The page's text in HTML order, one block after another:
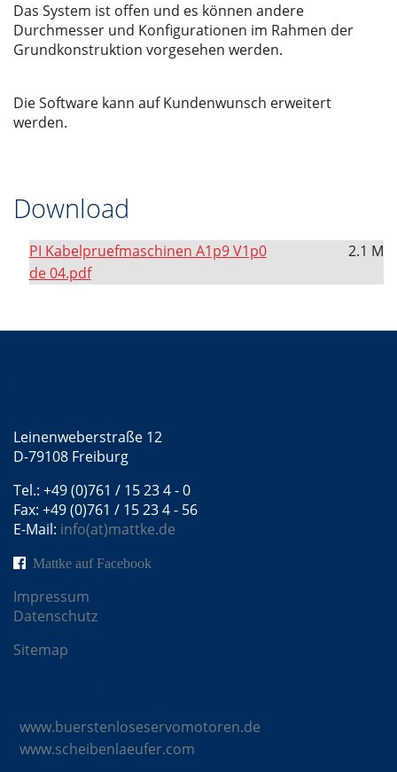
Das System ist offen und es können andere
Durchmesser und Konfigurationen im Rahmen der
Grundkonstruktion vorgesehen werden.
Die Software kann auf Kundenwunsch erweitert
werden.
Download
PI Kabelpruefmaschinen A1p9 V1p0
de 04.pdf
2.1 M
Leinenweberstraße 12
D-79108 Freiburg
Tel.: +49 (0)761 / 15 23 4 - 0
Fax: +49 (0)761 / 15 23 4 - 56
E-Mail: info(at)mattke.de
Mattke auf Facebook
Impressum
Datenschutz
Sitemap
www.buerstenloseservomotoren.de
www.scheibenlaeufer.com